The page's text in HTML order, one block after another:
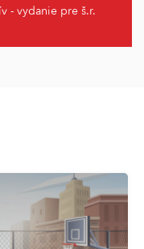
- vydanie pre š.r.